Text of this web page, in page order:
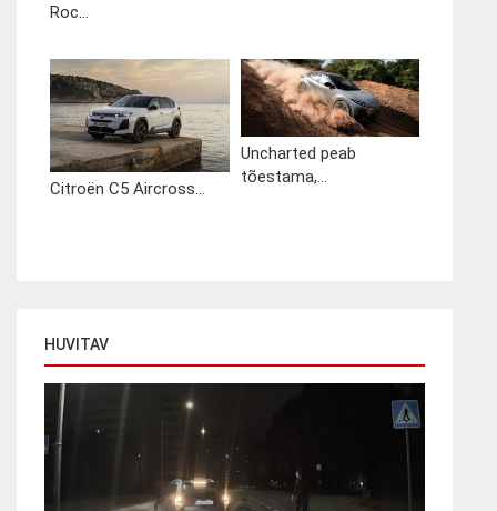
Roc...
Citroën C5 Aircross...
Uncharted peab
tõestama,...
HUVITAV